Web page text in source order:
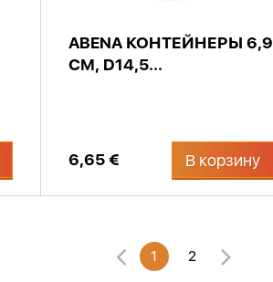
ABENA КОНТЕЙНЕРЫ 6,9
СМ, D14,5...
6,65 € В корзину
1 2